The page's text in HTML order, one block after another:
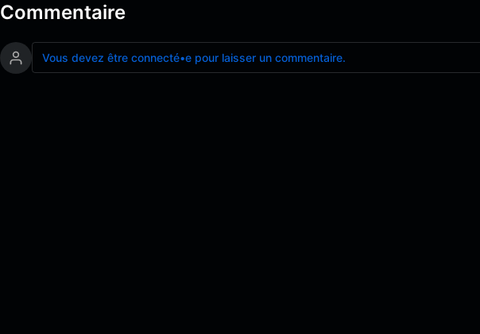
Commentaire
Vous devez être connecté•e pour laisser un commentaire.